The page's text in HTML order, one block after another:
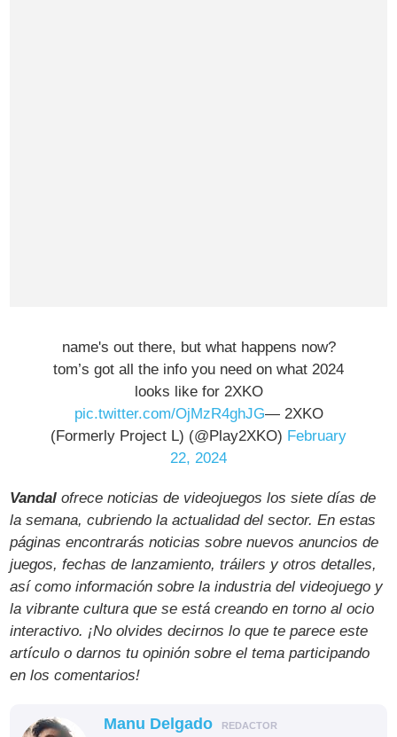
name's out there, but what happens now?
tom’s got all the info you need on what 2024
looks like for 2XKO
pic.twitter.com/OjMzR4ghJG— 2XKO
(Formerly Project L) (@Play2XKO) February
22, 2024
Vandal ofrece noticias de videojuegos los siete días de
la semana, cubriendo la actualidad del sector. En estas
páginas encontrarás noticias sobre nuevos anuncios de
juegos, fechas de lanzamiento, tráilers y otros detalles,
así como información sobre la industria del videojuego y
la vibrante cultura que se está creando en torno al ocio
interactivo. ¡No olvides decirnos lo que te parece este
artículo o darnos tu opinión sobre el tema participando
en los comentarios!
Manu Delgado REDACTOR